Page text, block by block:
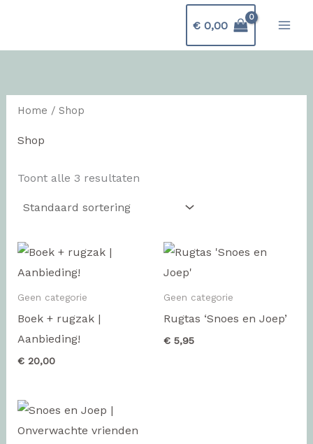
de
€ 0,00
e
e
Home / Shop
Shop
Toont alle 3 resultaten
Geen categorie
Boek + rugzak |
Aanbieding!
€20,00
Geen categorie
Rugtas ‘Snoes en Joep’
€ 5,95